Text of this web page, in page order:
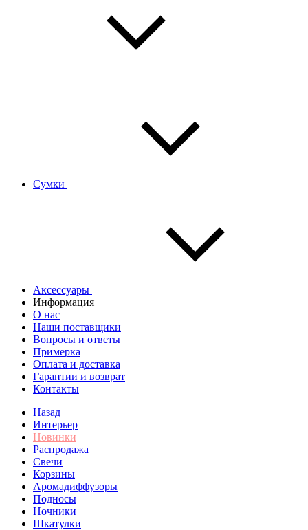
Сумки
Аксессуары
Информация
О нас
Наши поставщики
Вопросы и ответы
Примерка
Оплата и доставка
Гарантии и возврат
Контакты
Назад
Интерьер
Новинки
Распродажа
Свечи
Корзины
Аромадиффузоры
Подносы
Ночники
Шкатулки